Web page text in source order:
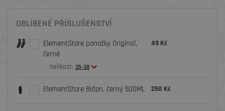
OBLÍBENÉ PŘÍSLUŠENSTVÍ
ElementStore ponožky Original,
černé
Velikost: 35-38
49 Kč
ElementStore Bidon, černý 500ML 250 Kč